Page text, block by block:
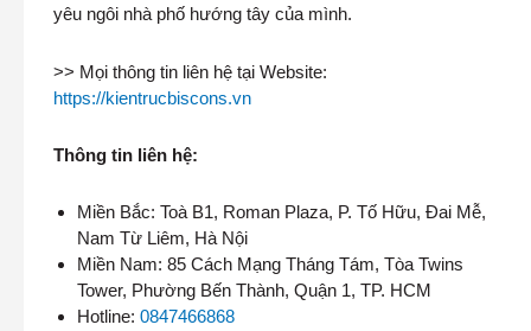
yêu ngôi nhà phố hướng tây của mình.
>> Mọi thông tin liên hệ tại Website:
https://kientrucbiscons.vn
Thông tin liên hệ:
Miền Bắc: Toà B1, Roman Plaza, P. Tố Hữu, Đai Mễ,
Nam Từ Liêm, Hà Nội
Miền Nam: 85 Cách Mạng Tháng Tám, Tòa Twins
Tower, Phường Bến Thành, Quận 1, TP. HCM
Hotline: 0847466868